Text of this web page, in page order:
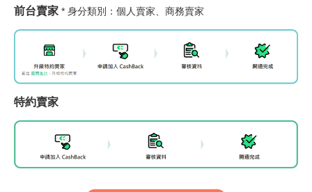
前台賣家 * 身分類別：個人賣家、商務賣家
特約賣家